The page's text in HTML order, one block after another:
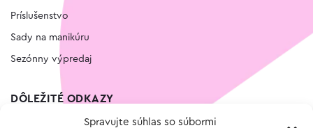
Spravujte súhlas so súbormi
Príslušenstvo
Sady na manikúru
Sezónny výpredaj
DÔLEŽITÉ ODKAZY